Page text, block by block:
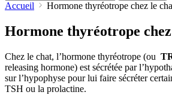
Accueil Hormone thyréotrope chez le
Hormone thyréotrope
Chez le chat, l’hormone thyréotrope (ou
releasing hormone) est sécrétée par
sur l’hypophyse pour lui faire sécréter
TSH ou la prolactine.